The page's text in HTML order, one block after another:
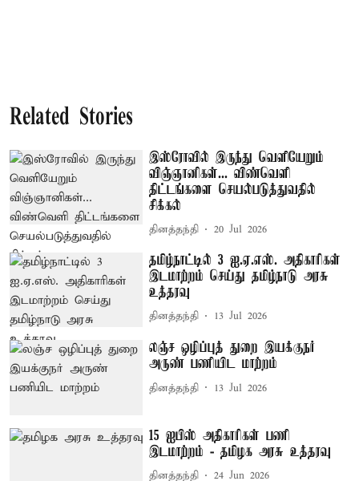
Related Stories
இஸ்ரோவில் இருந்து வெளியேறும்
விஞ்ஞானிகள்... விண்வெளி
திட்டங்களை செயல்படுத்துவதில்
சிக்கல்
தினத்தந்தி 20 Jul 2026
தமிழ்நாட்டில் 3 ஐ.ஏ.எஸ். அதிகாரிகள்
இடமாற்றம் செய்து தமிழ்நாடு அரசு
உத்தரவு
தினத்தந்தி 13 Jul 2026
லஞ்ச ஒழிப்புத் துறை இயக்குநர்
அருண் பணியிட மாற்றம்
தினத்தந்தி 13 Jul 2026
15 ஐபிஸ் அதிகாரிகள் பணி
இடமாற்றம் - தமிழக அரசு உத்தரவு
தினத்தந்தி 24 Jun 2026